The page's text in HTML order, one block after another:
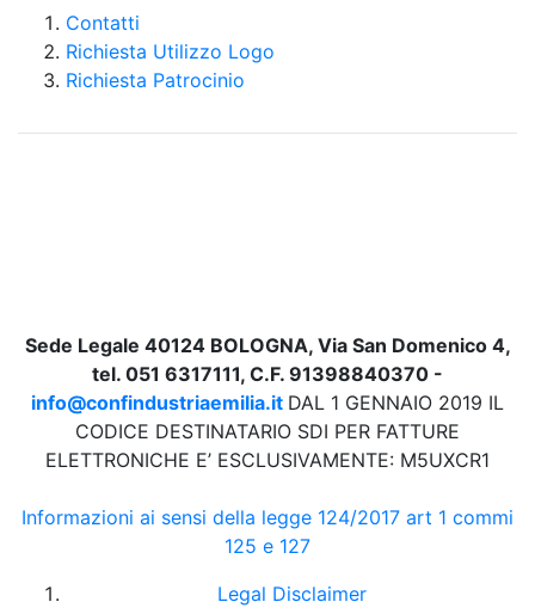
Contatti
Richiesta Utilizzo Logo
Richiesta Patrocinio
Sede Legale 40124 BOLOGNA, Via San Domenico 4,
tel. 051 6317111, C.F. 91398840370 -
info@confindustriaemilia.it DAL 1 GENNAIO 2019 IL
CODICE DESTINATARIO SDI PER FATTURE
ELETTRONICHE E’ ESCLUSIVAMENTE: M5UXCR1
Informazioni ai sensi della legge 124/2017 art 1 commi
125 e 127
Legal Disclaimer